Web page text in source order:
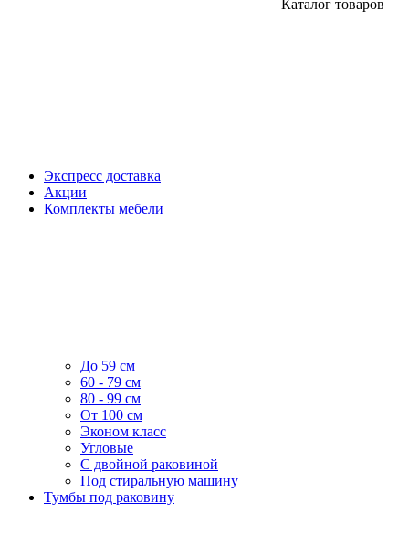
Каталог товаров
Экспресс доставка
Акции
Комплекты мебели
До 59 см
60 - 79 см
80 - 99 см
От 100 см
Эконом класс
Угловые
С двойной раковиной
Под стиральную машину
Тумбы под раковину